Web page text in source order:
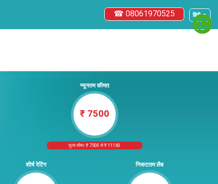
हिंदी ▼
☎ 08061970525
न्यूनतम कीमत
₹ 7500
मूल्य सीमा: ₹ 7500 से ₹ 11160
शीर्ष रेटिंग निकटतम लैब